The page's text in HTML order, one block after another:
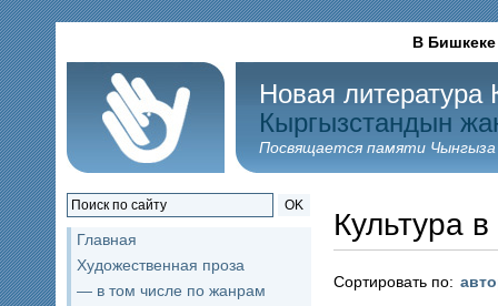
В Бишкеке
Новая литература
Кыргызстандын
Посвящается памяти
OK
Главная
Художественная проза
— в том числе по жанрам
Культура
Сортировать по: